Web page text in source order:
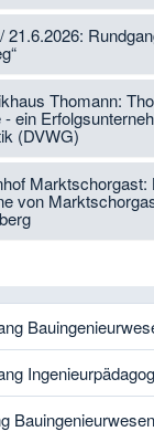
21.6.2026:
Thomann:
ein
(DVWG)
von
Bauingenieurwesen